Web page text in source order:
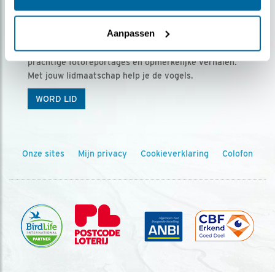
Aanpassen
Ontvang 5 x Vogels voor € 36,00 per jaar
Vogels is het tijdschrift voor onze leden, met
prachtige fotoreportages en opmerkelijke verhalen.
Met jouw lidmaatschap help je de vogels.
WORD LID
Onze sites Mijn privacy Cookieverklaring Colofon